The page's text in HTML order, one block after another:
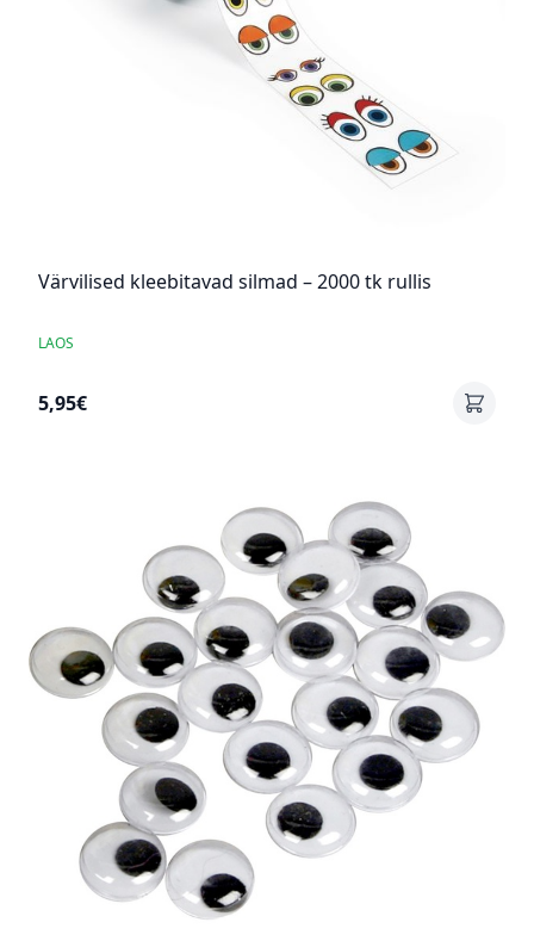
Värvilised kleebitavad silmad – 2000 tk rullis
LAOS
5,95€